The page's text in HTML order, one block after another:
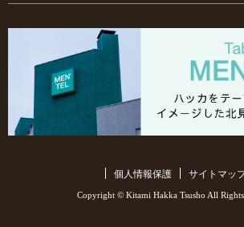
個人情報保護 サイトマッ
Copyright © Kitami Hakka Tsusho All Rights